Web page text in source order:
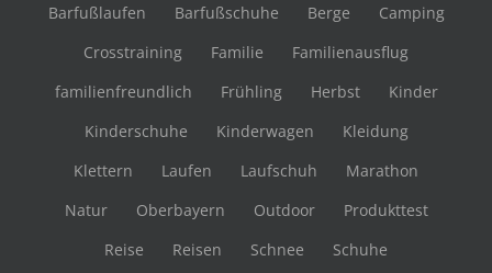
Barfußlaufen
Barfußschuhe Berge
Camping
Crosstraining
Familie
Familienausflug
familienfreundlich
Frühling Herbst
Kinder
Kinderschuhe
Kinderwagen
Kleidung
Klettern
Laufen Laufschuh
Marathon
Natur
Oberbayern Outdoor
Produkttest
Reise
Reisen Schnee
Schuhe